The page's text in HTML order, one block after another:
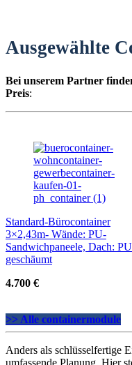
Ausgewählte
Bei unserem Partner
Preis:
Standard-Bürocontainer
3×2,43m- Wände: PU-
Sandwichpaneele, Dach:
geschäumt
4.700 €
>> Alle containermodule
Anders als schlüsselfertige
umfassende Planung. Hier